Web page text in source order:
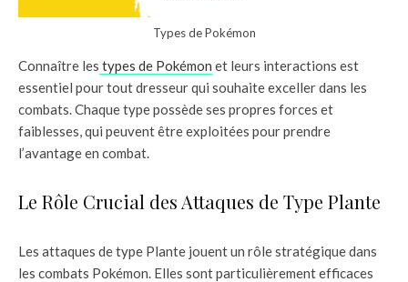
Types de Pokémon
Connaître les types de Pokémon et leurs interactions est
essentiel pour tout dresseur qui souhaite exceller dans les
combats. Chaque type possède ses propres forces et
faiblesses, qui peuvent être exploitées pour prendre
l’avantage en combat.
Le Rôle Crucial des Attaques de Type Plante
Les attaques de type Plante jouent un rôle stratégique dans
les combats Pokémon. Elles sont particulièrement efficaces